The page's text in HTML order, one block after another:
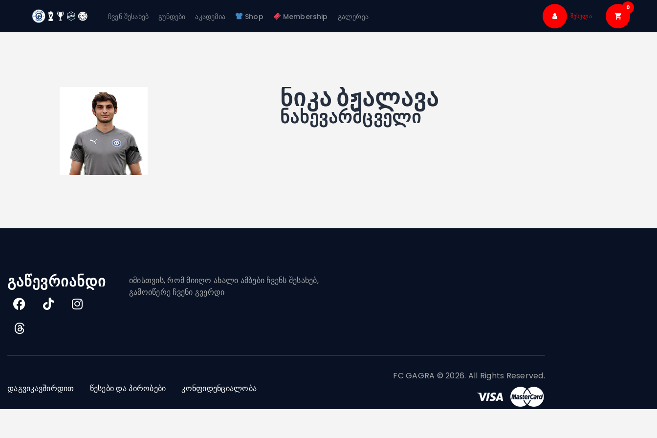
ჩვენ შესახებ გუნდები აკადემია Shop Membership გალერეა შესვლა
0
FC GAGRA
გუნდები
ნიკა ბჟალავა
ნახევარმცველი
გაწევრიანდი
იმისთვის, რომ მიიღო ახალი ამბები ჩვენს შესახებ,
გამოიწერე ჩვენი გვერდი
დაგვიკავშირდით წესები და პირობები კონფიდენციალობა
FC GAGRA © 2026. All Rights Reserved.